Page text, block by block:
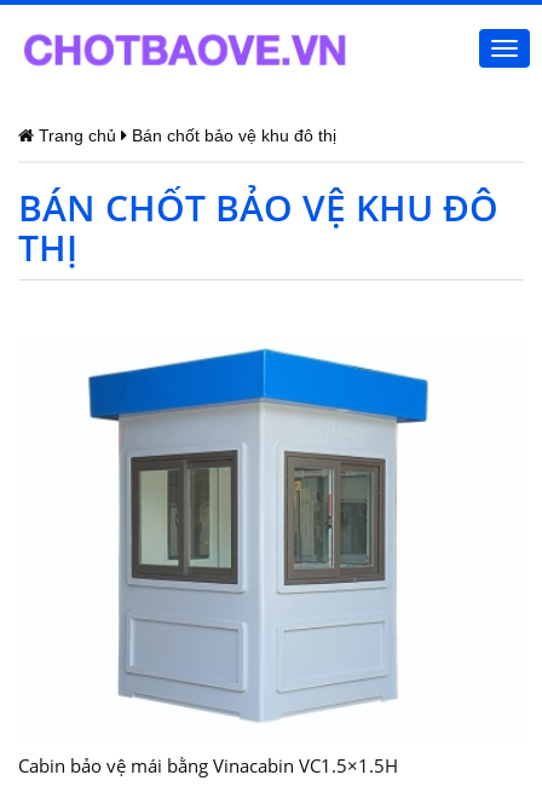
Trang chủ Bán chốt bảo vệ khu đô thị
BÁN CHỐT BẢO VỆ KHU ĐÔ
THỊ
Cabin bảo vệ mái bằng Vinacabin VC1.5×1.5H